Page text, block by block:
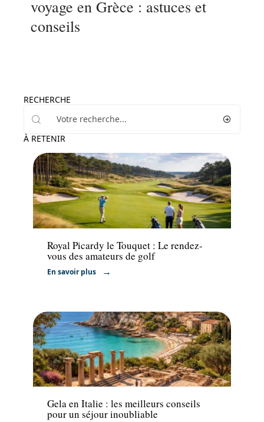
voyage en Grèce : astuces et
conseils
RECHERCHE
À RETENIR
Activités
Royal Picardy le Touquet : Le rendez-
vous des amateurs de golf
En savoir plus
Actu
Gela en Italie : les meilleurs conseils
pour un séjour inoubliable